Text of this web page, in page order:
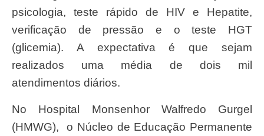
psicologia, teste rápido de HIV e Hepatite,
verificação de pressão e o teste HGT
(glicemia). A expectativa é que sejam
realizados uma média de dois mil
atendimentos diários.
No Hospital Monsenhor Walfredo Gurgel
(HMWG), o Núcleo de Educação Permanente